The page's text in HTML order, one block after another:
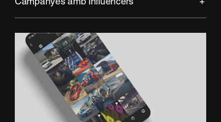
Campanyes amb Influencers